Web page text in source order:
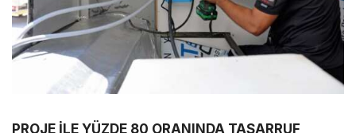
PROJE İLE YÜZDE 80 ORANINDA TASARRUF